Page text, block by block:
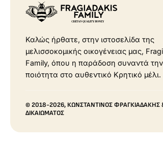
Καλώς ήρθατε, στην ιστοσελίδα της
μελισσοκομικής οικογένειας μας,
Family, όπου η παράδοση συναντά την
ποιότητα στο αυθεντικό Κρητικό μέλι.
© 2018-2026, ΚΩΝΣΤΑΝΤΊΝΟΣ
ΔΙΚΑΙΏΜΑΤΟΣ